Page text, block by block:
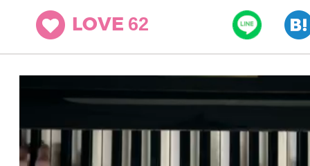
LOVE 62